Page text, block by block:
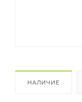
НАЛИЧИЕ